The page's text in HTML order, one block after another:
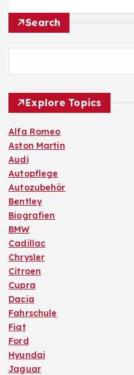
Search
Explore Topics
Alfa Romeo
Aston Martin
Audi
Autopflege
Autozubehör
Bentley
Biografien
BMW
Cadillac
Chrysler
Citroen
Cupra
Dacia
Fahrschule
Fiat
Ford
Hyundai
Jaguar